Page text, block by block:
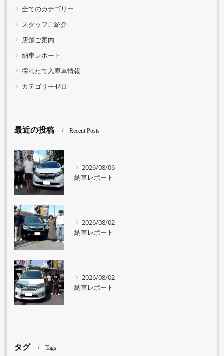
全てのカテゴリー
スタッフご紹介
店舗ご案内
納車レポート
採れたて入庫車情報
カテゴリーゼロ
最近の投稿 Recent Posts
2026/08/06
納車レポート
2026/08/02
納車レポート
2026/08/02
納車レポート
タグ Tags